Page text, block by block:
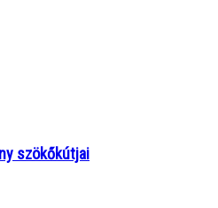
szökőkútjai